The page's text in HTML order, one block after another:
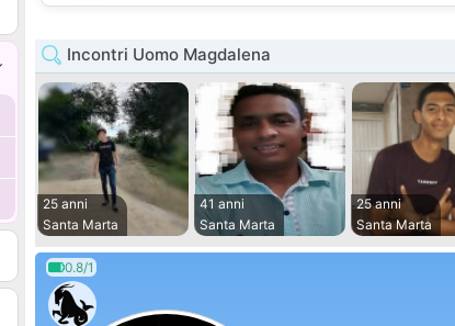
Incontri Uomo Magdalena
25 anni
Santa Marta
41 anni
Santa Marta
25 anni
Santa Marta
0.8/1